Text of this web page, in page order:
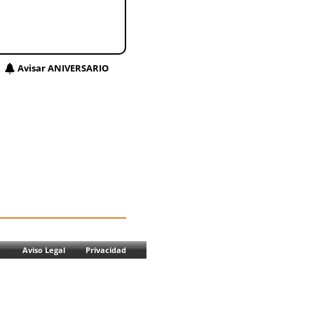
Avisar ANIVERSARIO
Aviso Legal Privacidad